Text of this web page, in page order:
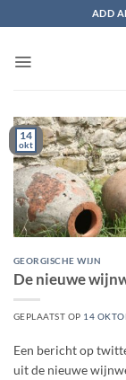
naar
ADD
14
okt
GEORGISCHE WIJN
De nieuwe
GEPLAATST OP 14
Een bericht op
uit de nieuwe